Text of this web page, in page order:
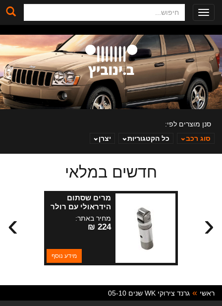
Toggle
navigation
ב. ינוביץ
סנן מוצרים לפי:
סוג רכב
כל הקטגוריות יצרן
חדשים במלאי
מרים שסתום
הידראולי עם רולר
ליטר
מחיר באתר:
224 ₪
מידע נוסף
› ‹
ראשי גרנד צירוקי WK שנים 05-10